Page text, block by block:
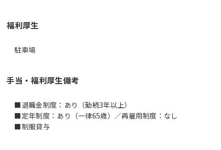
福利厚生
駐車場
手当・福利厚生備考
■退職金制度：あり（勤続3年以上）
■定年制度：あり（一律65歳）／再雇用制度：なし
■制服貸与